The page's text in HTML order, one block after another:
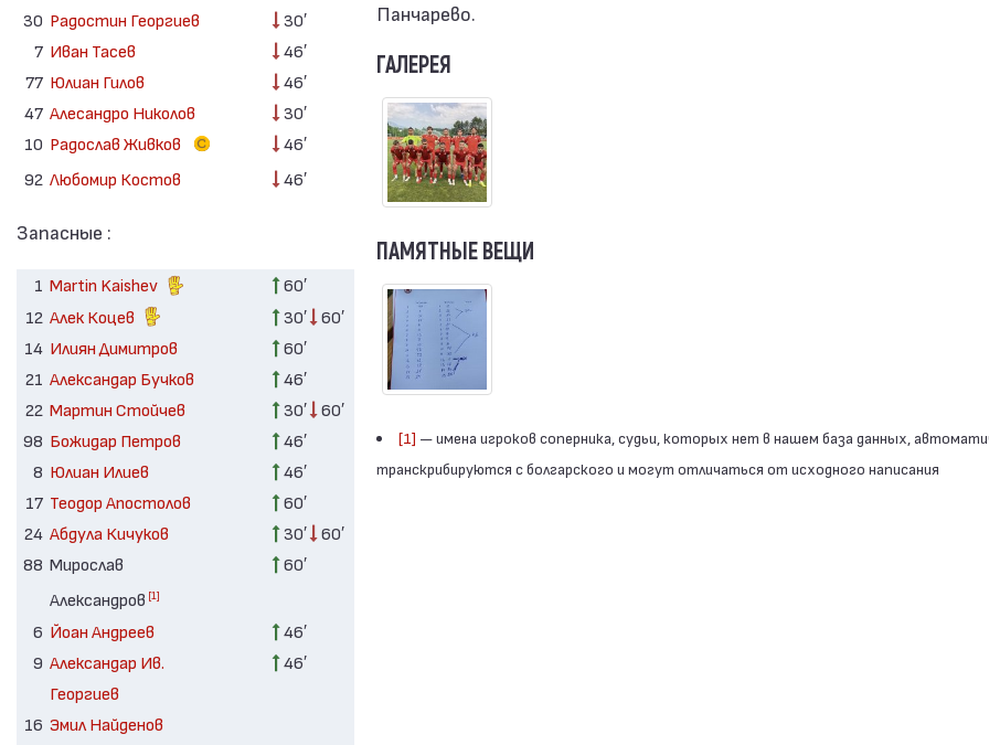
30 Радостин Георгиев
30′
7 Иван Тасев
46′
77 Юлиан Гилов
46′
47 Алесандро Николов
30′
10 Радослав Живков
46′
92 Любомир Костов 46′
Запасные :
1 Martin Kaishev
60′
12 Алек Коцев 30′
60′
14 Илиян Димитров
60′
21 Александар Бучков
46′
22 Мартин Стойчев 30′ 60′
98 Божидар Петров
46′
8 Юлиан Илиев
46′
17 Теодор Апостолов
60′
24 Абдула Кичуков 30′ 60′
88 Мирослав
Александров [1]
60′
6 Йоан Андреев
46′
9 Александар Ив.
Георгиев
46′
16 Эмил Найденов
Панчарево.
ГАЛЕРЕЯ
ПАМЯТНЫЕ ВЕЩИ
[1] — имена игроков соперника, судьи, которых нет в нашем база данных,
транскрибируются с болгарского и могут отличаться от исходного написания